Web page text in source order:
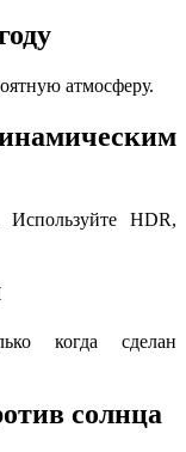
атмосферу.
HDR,
когда сделан
солнца